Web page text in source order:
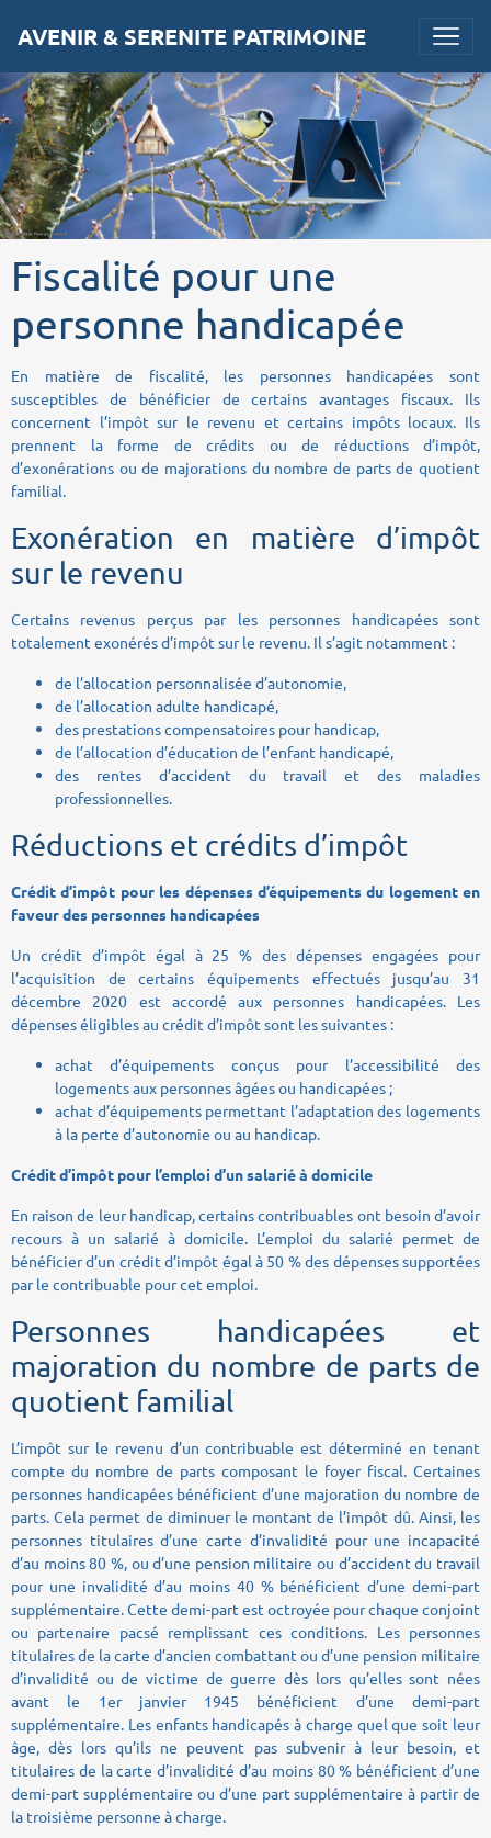
AVENIR & SERENITE PATRIMOINE
Fiscalité pour une
personne handicapée
En matière de fiscalité, les personnes handicapées sont
susceptibles de bénéficier de certains avantages fiscaux. Ils
concernent l’impôt sur le revenu et certains impôts locaux. Ils
prennent la forme de crédits ou de réductions d’impôt,
d’exonérations ou de majorations du nombre de parts de quotient
familial.
Exonération en matière d’impôt
sur le revenu
Certains revenus perçus par les personnes handicapées sont
totalement exonérés d’impôt sur le revenu. Il s’agit notamment :
de l’allocation personnalisée d’autonomie,
de l’allocation adulte handicapé,
des prestations compensatoires pour handicap,
de l’allocation d’éducation de l’enfant handicapé,
des rentes d’accident du travail et des maladies
professionnelles.
Réductions et crédits d’impôt
Crédit d’impôt pour les dépenses d’équipements du logement en
faveur des personnes handicapées
Un crédit d’impôt égal à 25 % des dépenses engagées pour
l’acquisition de certains équipements effectués jusqu’au 31
décembre 2020 est accordé aux personnes handicapées. Les
dépenses éligibles au crédit d’impôt sont les suivantes :
achat d’équipements conçus pour l’accessibilité des
logements aux personnes âgées ou handicapées ;
achat d’équipements permettant l’adaptation des logements
à la perte d’autonomie ou au handicap.
Crédit d’impôt pour l’emploi d’un salarié à domicile
En raison de leur handicap, certains contribuables ont besoin d’avoir
recours à un salarié à domicile. L’emploi du salarié permet de
bénéficier d’un crédit d’impôt égal à 50 % des dépenses supportées
par le contribuable pour cet emploi.
Personnes handicapées et
majoration du nombre de parts de
quotient familial
L’impôt sur le revenu d’un contribuable est déterminé en tenant
compte du nombre de parts composant le foyer fiscal. Certaines
personnes handicapées bénéficient d’une majoration du nombre de
parts. Cela permet de diminuer le montant de l’impôt dû. Ainsi, les
personnes titulaires d’une carte d’invalidité pour une incapacité
d’au moins 80 %, ou d’une pension militaire ou d’accident du travail
pour une invalidité d’au moins 40 % bénéficient d’une demi-part
supplémentaire. Cette demi-part est octroyée pour chaque conjoint
ou partenaire pacsé remplissant ces conditions. Les personnes
titulaires de la carte d’ancien combattant ou d’une pension militaire
d’invalidité ou de victime de guerre dès lors qu’elles sont nées
avant le 1er janvier 1945 bénéficient d’une demi-part
supplémentaire. Les enfants handicapés à charge quel que soit leur
âge, dès lors qu’ils ne peuvent pas subvenir à leur besoin, et
titulaires de la carte d’invalidité d’au moins 80 % bénéficient d’une
demi-part supplémentaire ou d’une part supplémentaire à partir de
la troisième personne à charge.